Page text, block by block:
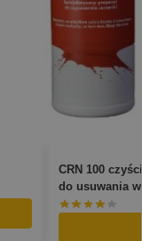
CRN 100
do usuwania